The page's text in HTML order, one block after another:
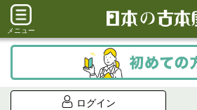
メニュー
ログイン